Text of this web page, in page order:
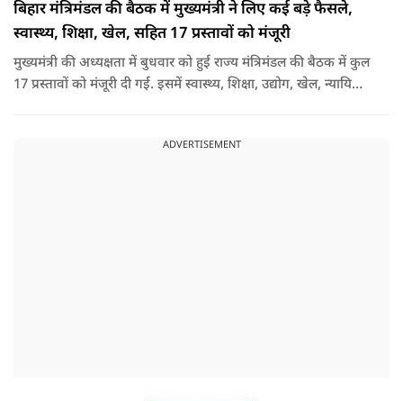
बिहार मंत्रिमंडल की बैठक में मुख्यमंत्री ने लिए कई बड़े फैसले,
स्वास्थ्य, शिक्षा, खेल, सहित 17 प्रस्तावों को मंजूरी
मुख्यमंत्री की अध्यक्षता में बुधवार को हुई राज्य मंत्रिमंडल की बैठक में कुल
17 प्रस्तावों को मंजूरी दी गई. इसमें स्वास्थ्य, शिक्षा, उद्योग, खेल, न्यायिक
ADVERTISEMENT